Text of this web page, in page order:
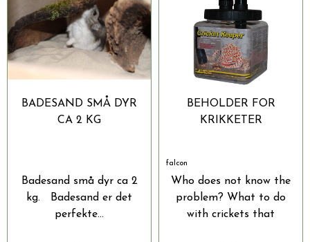
BADESAND SMÅ DYR
CA 2 KG
Badesand små dyr ca 2
kg. Badesand er det
perfekte...
BEHOLDER FOR
KRIKKETER
falcon
Who does not know the
problem? What to do
with crickets that